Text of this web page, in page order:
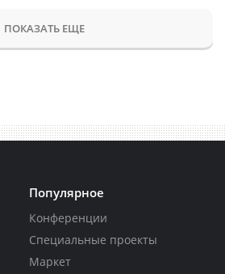
ПОКАЗАТЬ ЕЩЕ
Популярное
Конференции
Специальные проекты
Маркет